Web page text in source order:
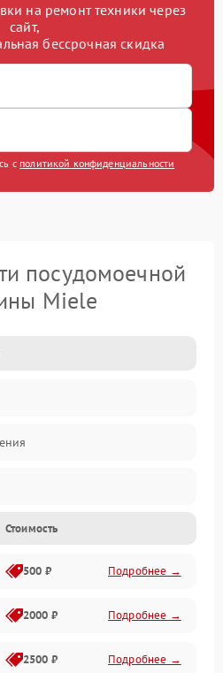
на ремонт техники через
сайт,
бессрочная скидка
с политикой конфиденциальности
посудомоечной
Miele
Стоимость
500 ₽ Подробнее →
2000 ₽ Подробнее →
2500 ₽ Подробнее →